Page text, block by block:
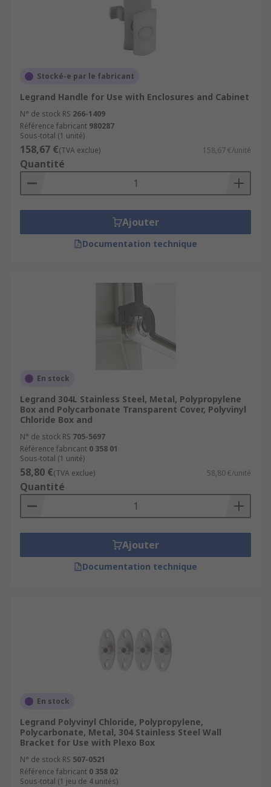
Stocké-e par le fabricant
Legrand Handle for Use with Enclosures and Cabinet
N° de stock RS 266-1409
Référence fabricant 980287
Sous-total (1 unité)
158,67 €(TVA exclue) 158,67 €/unité
Quantité
Ajouter
Documentation technique
En stock
Legrand 304L Stainless Steel, Metal, Polypropylene
Box and Polycarbonate Transparent Cover, Polyvinyl
Chloride Box and
N° de stock RS 705-5697
Référence fabricant 0 358 01
Sous-total (1 unité)
58,80 €(TVA exclue) 58,80 €/unité
Quantité
Ajouter
Documentation technique
En stock
Legrand Polyvinyl Chloride, Polypropylene,
Polycarbonate, Metal, 304 Stainless Steel Wall
Bracket for Use with Plexo Box
N° de stock RS 507-0521
Référence fabricant 0 358 02
Sous-total (1 jeu de 4 unités)